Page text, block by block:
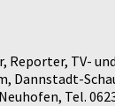
TV-
Dannstadt-
Tel.